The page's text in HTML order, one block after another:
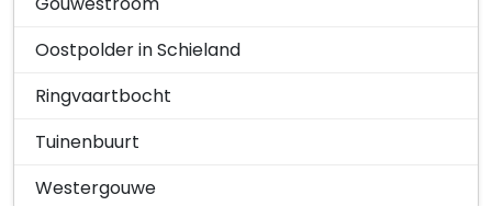
Oostpolder in Schieland
Ringvaartbocht
Tuinenbuurt
Westergouwe